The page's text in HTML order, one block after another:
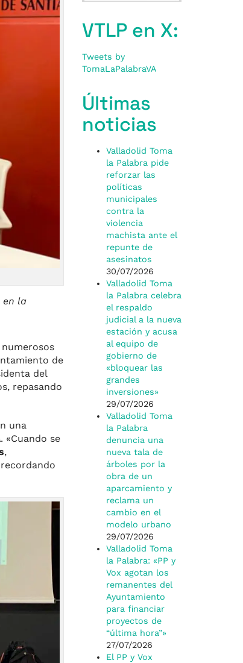
en la
de
del
repasando
una
. «Cuando se
,
VTLP en X:
Tweets by
TomaLaPalabraVA
Últimas
noticias
Valladolid Toma
la Palabra pide
reforzar las
políticas
municipales
contra la
violencia
machista ante el
repunte de
asesinatos
30/07/2026
Valladolid Toma
la Palabra celebra
el respaldo
judicial a la nueva
estación y acusa
al equipo de
gobierno de
«bloquear las
grandes
inversiones»
29/07/2026
Valladolid Toma
la Palabra
denuncia una
nueva tala de
árboles por la
obra de un
aparcamiento y
reclama un
cambio en el
modelo urbano
29/07/2026
Valladolid Toma
la Palabra: «PP y
Vox agotan los
remanentes del
Ayuntamiento
para financiar
proyectos de
“última hora”»
27/07/2026
El PP y Vox